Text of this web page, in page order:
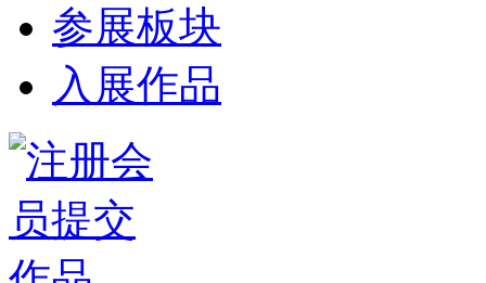
参展板块
入展作品